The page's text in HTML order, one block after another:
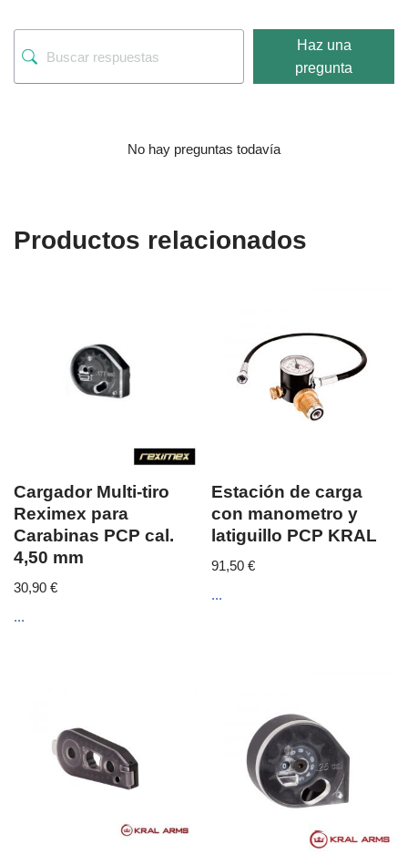
Haz una
pregunta
No hay preguntas todavía
Productos relacionados
Cargador Multi-tiro
Reximex para
Carabinas PCP cal.
4,50 mm
30,90 €
...
Estación de carga
con manometro y
latiguillo PCP KRAL
91,50€
...